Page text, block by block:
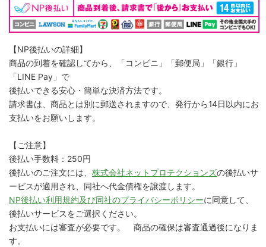
【NP後払いの詳細】
商品の到着を確認してから、「コンビニ」「郵便局」「銀行」
「LINE Pay」で
後払いできる安心・簡単な決済方法です。
請求書は、商品とは別に郵送されますので、発行から14日以内にお
支払いをお願いします。
【ご注意】
後払い手数料：250円
後払いのご注文には、 株式会社ネットプロテクションズの後払いサ
ービスが適用され、同社へ代金債権を譲渡します。
NP後払い利用規約及び同社のプライバシーポリシーに同意して、
後払いサービスをご選択ください。
お支払いには審査が必要です。 商品の確保は審査通過後になりま
す。